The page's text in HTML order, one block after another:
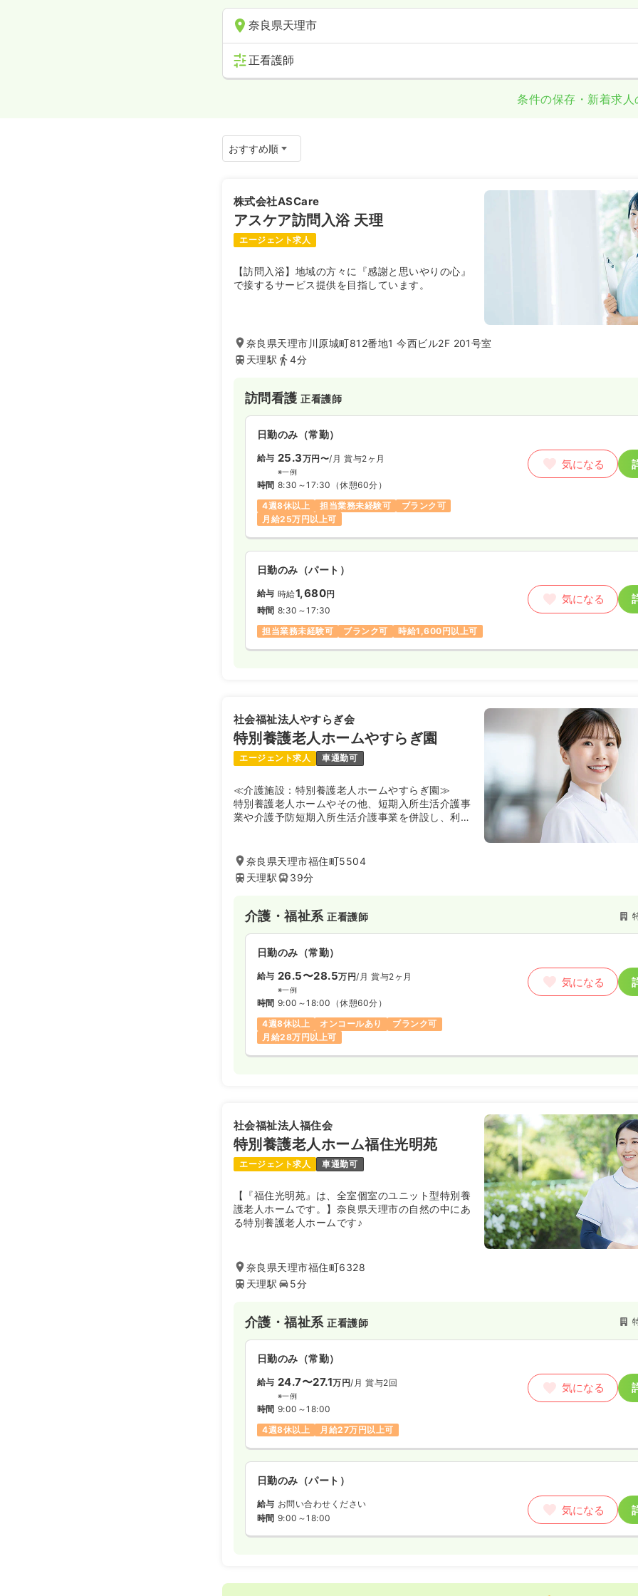
奈良県天理市
正看護師
条件の保存・新着求
株式会社ASCare
アスケア訪問入浴 天理
エージェント求人
【訪問入浴】地域の方々に『感謝と思いやりの心』
で接するサービス提供を目指しています。
奈良県天理市川原城町812番地1 今西ビル2F 201号室
天理駅
4分
訪問看護正看護師
日勤のみ（常勤）
給与 25.3万円〜/月 賞与2ヶ月
※一例
時間 8:30～17:30 （休憩60分）
4週8休以上
担当業務未経験可
ブランク可
月給25万円以上可
気になる
日勤のみ（パート）
給与 時給1,680円
時間 8:30～17:30
担当業務未経験可
ブランク可 時給1,600円以上可
気になる
社会福祉法人やすらぎ会
特別養護老人ホームやすらぎ園
エージェント求人 車通勤可
≪介護施設：特別養護老人ホームやすらぎ園≫
特別養護老人ホームやその他、短期入所生活介護事
業や介護予防短期入所生活介護事業を併設し、利用
を目的とした施設です。昭和50年12月に開設さ
れ、名阪国道福住インターから南へ1.5kmの国道25
号線沿いに位置しています。緑豊富で騒音がなく、
基本とした運営を行っています。自然に囲まれた清
涼な空気の中で、自宅での生活が困難な高齢者の日
常生活を支えるケアに携わりたい方にオススメの環
境です。
奈良県天理市福住町5504
天理駅
39分
介護・福祉系正看護師
日勤のみ（常勤）
給与 26.5〜28.5万円/月 賞与2ヶ月
※一例
時間 9:00～18:00 （休憩60分）
4週8休以上
オンコールあり
ブランク可
月給28万円以上可
気になる
社会福祉法人福住会
特別養護老人ホーム福住光明苑
エージェント求人 車通勤可
【『福住光明苑』は、全室個室のユニット型特別養
護老人ホームです。】奈良県天理市の自然の中にあ
る特別養護老人ホームです♪
奈良県天理市福住町6328
天理駅
5分
介護・福祉系正看護師
日勤のみ（常勤）
給与 24.7〜27.1万円/月 賞与2回
※一例
時間 9:00～18:00
4週8休以上
月給27万円以上可
気になる
日勤のみ（パート）
給与 お問い合わせください
時間 9:00～18:00
気になる